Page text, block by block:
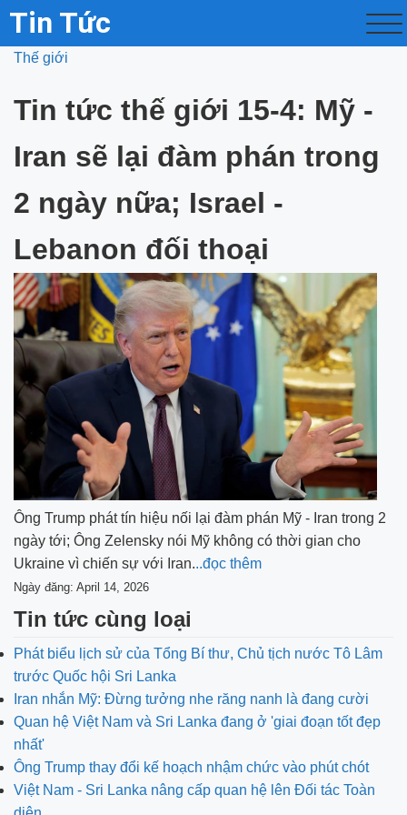
Tin Tức
Thế giới
Tin tức thế giới 15-4: Mỹ -
Iran sẽ lại đàm phán trong
2 ngày nữa; Israel -
Lebanon đối thoại
Ông Trump phát tín hiệu nối lại đàm phán Mỹ - Iran trong 2
ngày tới; Ông Zelensky nói Mỹ không có thời gian cho
Ukraine vì chiến sự với Iran...đọc thêm
Ngày đăng: April 14, 2026
Tin tức cùng loại
Phát biểu lịch sử của Tổng Bí thư, Chủ tịch nước Tô Lâm
trước Quốc hội Sri Lanka
Iran nhắn Mỹ: Đừng tưởng nhe răng nanh là đang cười
Quan hệ Việt Nam và Sri Lanka đang ở 'giai đoạn tốt đẹp
nhất'
Ông Trump thay đổi kế hoạch nhậm chức vào phút chót
Việt Nam - Sri Lanka nâng cấp quan hệ lên Đối tác Toàn